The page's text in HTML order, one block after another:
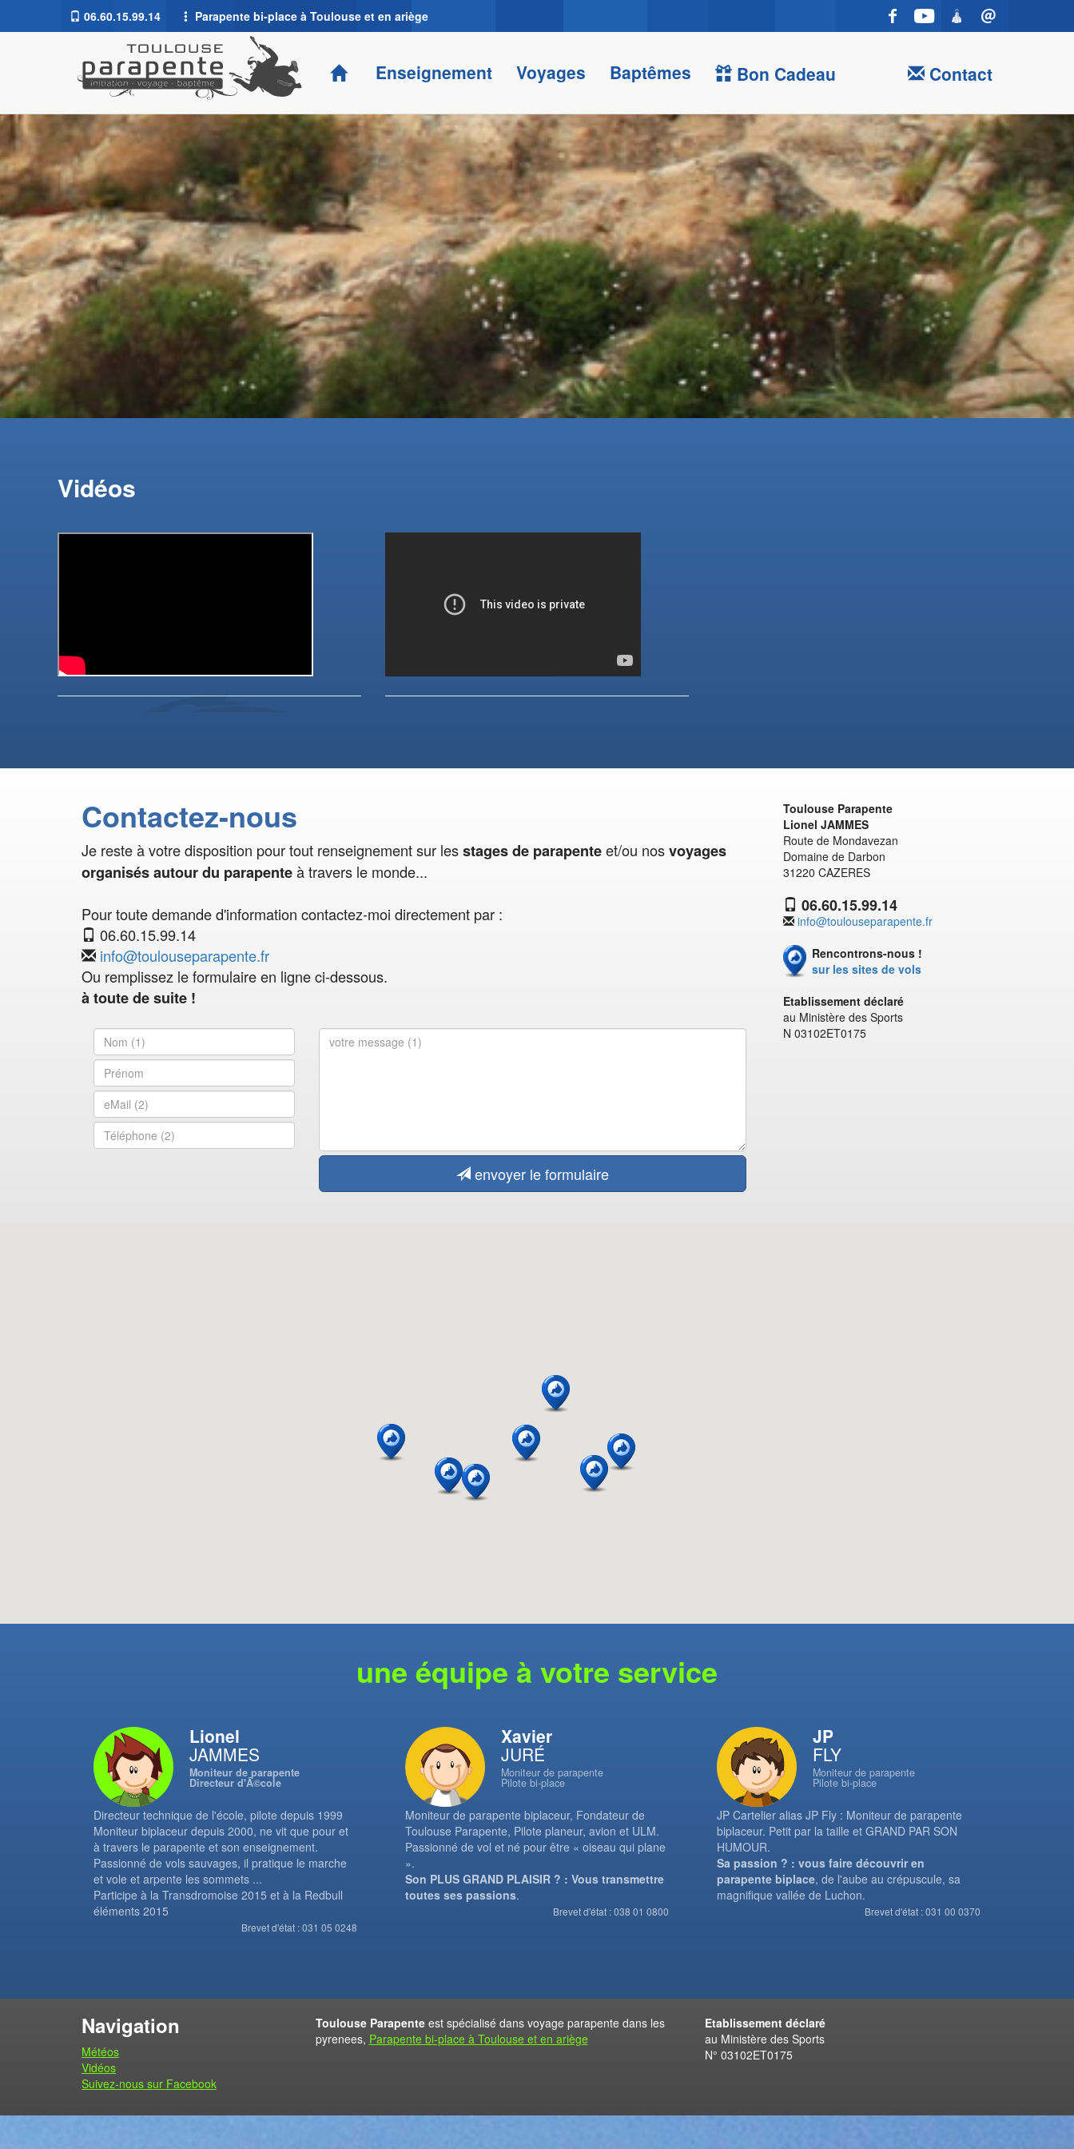
06.60.15.99.14 Parapente bi-place à Toulouse et en ariège
Enseignement Voyages Baptêmes Bon Cadeau Contact
Vidéos
Contactez-nous
Je reste à votre disposition pour tout renseignement sur lesstages de parapenteet/ou nosvoyages
organisés autour du parapenteà travers le monde...
Pour toute demande d'information contactez-moi directement par :
06.60.15.99.14
info@toulouseparapente.fr
Ou remplissez le formulaire en ligne ci-dessous.
à toute de suite !
envoyer le formulaire
Toulouse Parapente
Lionel JAMMES
Route de Mondavezan
Domaine de Darbon
31220 CAZERES
06.60.15.99.14
info@toulouseparapente.fr
Rencontrons-nous !
sur les sites de vols
Etablissement déclaré
au Ministère des Sports
N 03102ET0175
une équipe à votre service
Lionel
JAMMES
Moniteur de parapente
Directeur d'Ã©cole
Directeur technique de l'école, pilote depuis 1999
Moniteur biplaceur depuis 2000, ne vit que pour et
à travers le parapente et son enseignement.
Passionné de vols sauvages, il pratique le marche
et vole et arpente les sommets ...
Participe à la Transdromoise 2015 et à la Redbull
éléments 2015
Brevet d'état : 031 05 0248
Xavier
JURÉ
Moniteur de parapente
Pilote bi-place
Moniteur de parapente biplaceur, Fondateur de
Toulouse Parapente, Pilote planeur, avion et ULM.
Passionné de vol et né pour être « oiseau qui plane
».
Son PLUS GRAND PLAISIR ? : Vous transmettre
toutes ses passions.
Brevet d'état : 038 01 0800
JP
FLY
Moniteur de parapente
Pilote bi-place
JP Cartelier alias JP Fly : Moniteur de parapente
biplaceur. Petit par la taille et GRAND PAR SON
HUMOUR.
Sa passion ? : vous faire découvrir en
parapente biplace, de l'aube au crépuscule, sa
magnifique vallée de Luchon.
Brevet d'état : 031 00 0370
Navigation
Météos
Vidéos
Suivez-nous sur Facebook
Toulouse Parapenteest spécialisé dans voyage parapente dans les
pyrenees, Parapente bi-place à Toulouse et en ariège
Etablissement déclaré
au Ministère des Sports
N° 03102ET0175